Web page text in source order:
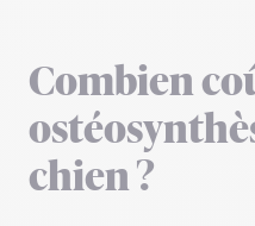
Combien
chien ?